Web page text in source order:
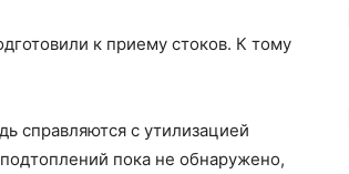
к приему стоков. К тому
справляются с утилизацией
пока не обнаружено,